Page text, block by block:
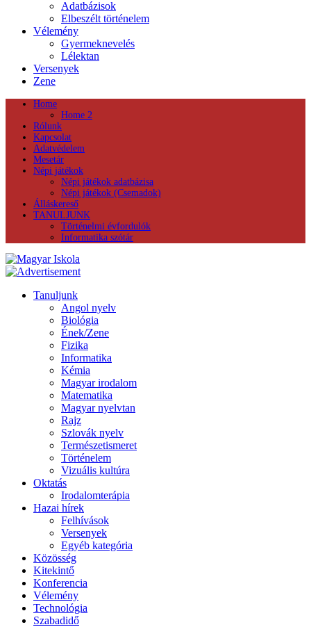
Adatbázisok
Elbeszélt történelem
Vélemény
Gyermeknevelés
Lélektan
Versenyek
Zene
Home
Home 2
Rólunk
Kapcsolat
Adatvédelem
Mesetár
Népi játékok
Népi játékok adatbázisa
Népi játékok (Csemadok)
Álláskereső
TANULJUNK
Történelmi évfordulók
Informatika szótár
Tanuljunk
Angol nyelv
Biológia
Ének/Zene
Fizika
Informatika
Kémia
Magyar irodalom
Matematika
Magyar nyelvtan
Rajz
Szlovák nyelv
Természetismeret
Történelem
Vizuális kultúra
Oktatás
Irodalomterápia
Hazai hírek
Felhívások
Versenyek
Egyéb kategória
Közösség
Kitekintő
Konferencia
Vélemény
Technológia
Szabadidő